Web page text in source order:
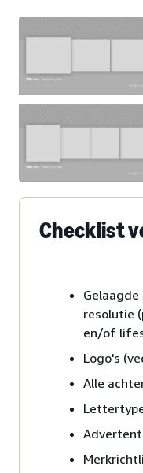
Checklist
resolutie
en/of
Logo's
Alle